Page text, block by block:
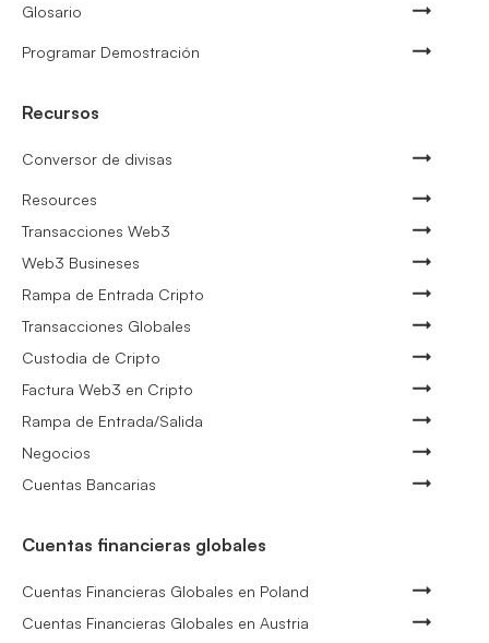
Glosario
Programar Demostración
Recursos
Conversor de divisas
Resources
Transacciones Web3
Web3 Busineses
Rampa de Entrada Cripto
Transacciones Globales
Custodia de Cripto
Factura Web3 en Cripto
Rampa de Entrada/Salida
Negocios
Cuentas Bancarias
Cuentas financieras globales
Cuentas Financieras Globales en Poland
Cuentas Financieras Globales en Austria